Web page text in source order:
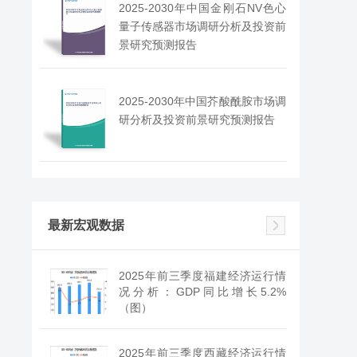
2025-2030年中国金刚石NV色心
量子传感器市场调研分析及投资前
景研究预测报告
2025-2030年中国芥酸酰胺市场调
研分析及投资前景研究预测报告
最新宏观数据
2025年前三季度福建经济运行情
况分析：GDP同比增长5.2%
（图）
2025年前三季度西藏经济运行情